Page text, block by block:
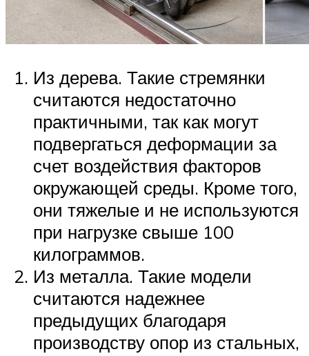
Из дерева. Такие стремянки
считаются недостаточно
практичными, так как могут
подвергаться деформации за
счет воздействия факторов
окружающей среды. Кроме того,
они тяжелые и не используются
при нагрузке свыше 100
килограммов.
Из металла. Такие модели
считаются надежнее
предыдущих благодаря
производству опор из стальных,